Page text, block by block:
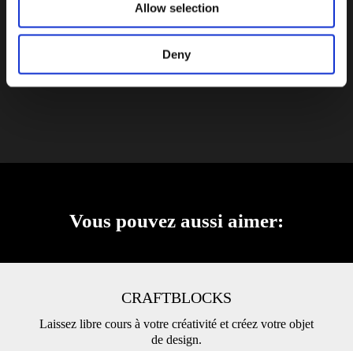
Allow selection
Deny
Vous pouvez aussi aimer:
CRAFTBLOCKS
Laissez libre cours à votre créativité et créez votre objet
de design.